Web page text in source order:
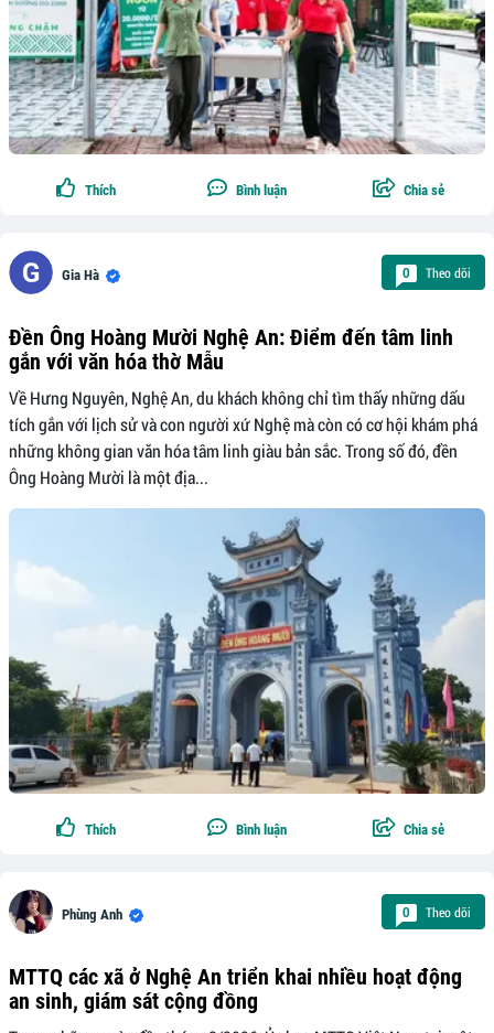
Thích Bình luận Chia sẻ
Gia Hà 0 Theo dõi
Đền Ông Hoàng Mười Nghệ An: Điểm đến tâm linh
gắn với văn hóa thờ Mẫu
Về Hưng Nguyên, Nghệ An, du khách không chỉ tìm thấy những dấu
tích gắn với lịch sử và con người xứ Nghệ mà còn có cơ hội khám phá
những không gian văn hóa tâm linh giàu bản sắc. Trong số đó, đền
Ông Hoàng Mười là một địa...
Thích Bình luận Chia sẻ
Phùng Anh 0 Theo dõi
MTTQ các xã ở Nghệ An triển khai nhiều hoạt động
an sinh, giám sát cộng đồng